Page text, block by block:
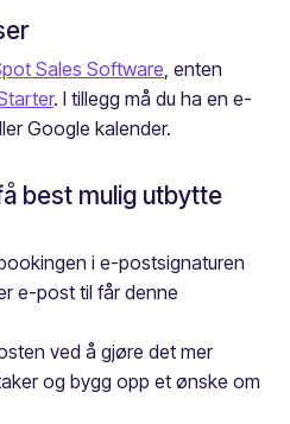
Sales Software , enten
. I tillegg må du ha en e-
Google kalender.
best mulig utbytte
i e-postsignaturen
e-post til får denne
ved å gjøre det mer
og bygg opp et ønske om